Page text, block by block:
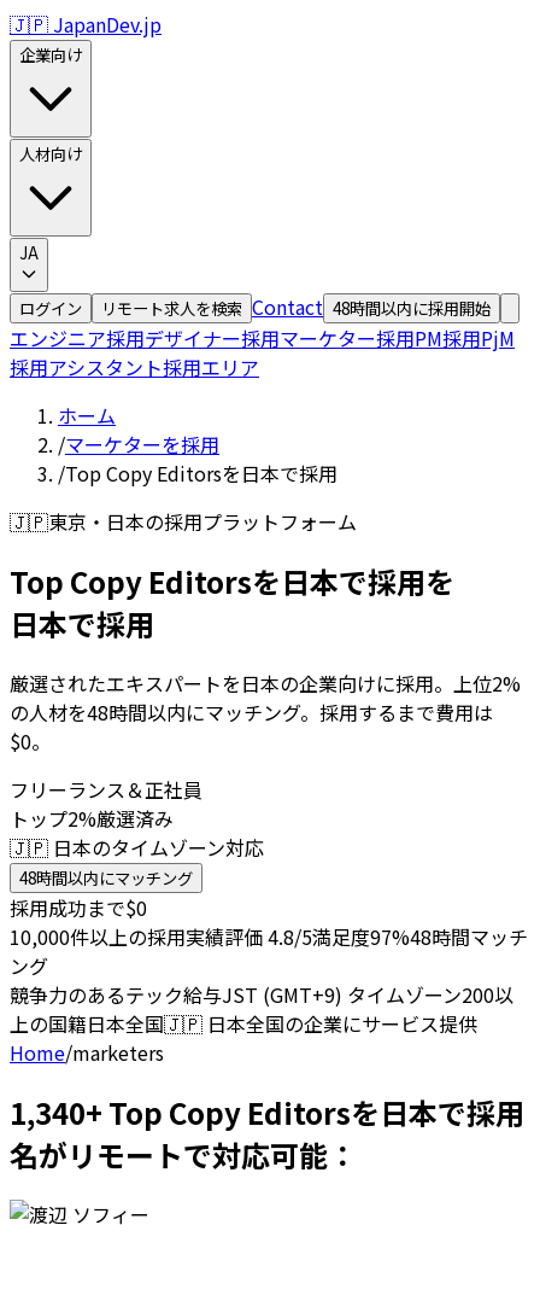
🇯🇵 JapanDev.jp
企業向け
人材向け
JA
ログイン リモート求人を検索 Contact 48時間以内に採用開始
エンジニア採用デザイナー採用マーケター採用PM採用PjM
採用アシスタント採用エリア
ホーム
/マーケターを採用
/Top Copy Editorsを日本で採用
🇯🇵東京・日本の採用プラットフォーム
Top Copy Editorsを日本で採用を
日本で採用
厳選されたエキスパートを日本の企業向けに採用。上位2%
の人材を48時間以内にマッチング。採用するまで費用は
$0。
フリーランス＆正社員
トップ2%厳選済み
🇯🇵 日本のタイムゾーン対応
48時間以内にマッチング
採用成功まで$0
10,000件以上の採用実績評価 4.8/5満足度97%48時間マッチ
ング
競争力のあるテック給与JST (GMT+9) タイムゾーン200以
上の国籍日本全国🇯🇵 日本全国の企業にサービス提供
Home/marketers
1,340+ Top Copy Editorsを日本で採用
名がリモートで対応可能：